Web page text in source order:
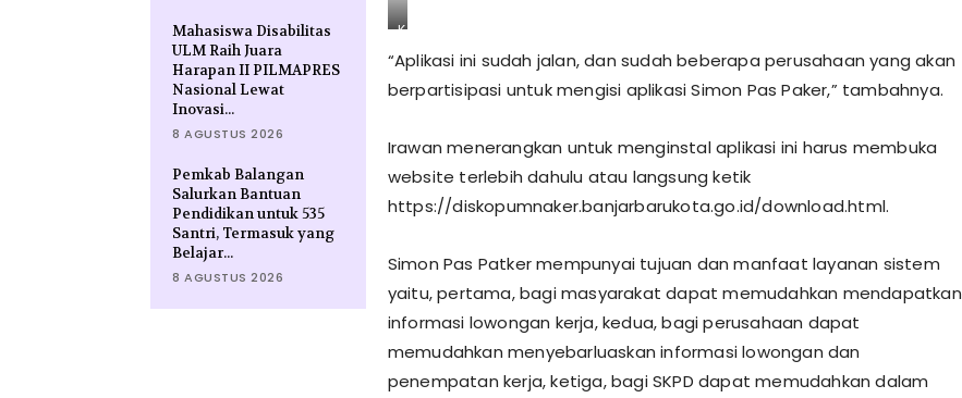
Mahasiswa Disabilitas
ULM Raih Juara
Harapan II PILMAPRES
Nasional Lewat
Inovasi...
8 AGUSTUS 2026
Pemkab Balangan
Salurkan Bantuan
Pendidikan untuk 535
Santri, Termasuk yang
Belajar...
8 AGUSTUS 2026
K
b
i
e
l
a
i
n
K
r
a
d
“Aplikasi ini sudah jalan, dan sudah beberapa perusahaan yang akan
berpartisipasi untuk mengisi aplikasi Simon Pas Paker,” tambahnya.
Irawan menerangkan untuk menginstal aplikasi ini harus membuka
website terlebih dahulu atau langsung ketik
https://diskopumnaker.banjarbarukota.go.id/download.html.
Simon Pas Patker mempunyai tujuan dan manfaat layanan sistem
yaitu, pertama, bagi masyarakat dapat memudahkan mendapatkan
informasi lowongan kerja, kedua, bagi perusahaan dapat
memudahkan menyebarluaskan informasi lowongan dan
penempatan kerja, ketiga, bagi SKPD dapat memudahkan dalam